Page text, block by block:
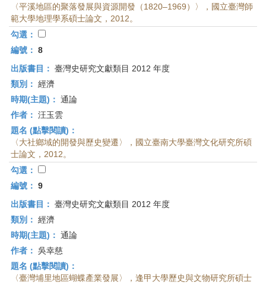
〈平溪地區的聚落發展與資源開發（1820–1969）〉，國立臺灣師
範大學地理學系碩士論文，2012。
勾選：
編號： 8
出版書目： 臺灣史研究文獻類目 2012 年度
類別： 經濟
時期(主題)： 通論
作者： 汪玉雲
題名 (點擊閱讀)：
〈大社鄉域的開發與歷史變遷〉，國立臺南大學臺灣文化研究所碩
士論文，2012。
勾選：
編號： 9
出版書目： 臺灣史研究文獻類目 2012 年度
類別： 經濟
時期(主題)： 通論
作者： 吳幸慈
題名 (點擊閱讀)：
〈臺灣埔里地區蝴蝶產業發展〉，逢甲大學歷史與文物研究所碩士